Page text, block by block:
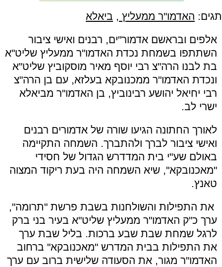
תגים: האדמו"ר ממעליץ , ביאלא
אלפים ובראשם אדמור"ים, רבנים ואישי ציבור
השתתפו בשמחת נכדת האדמו"ר ממעליץ שליט"א
בת לבנו הרה"צ רבי יוסף מאיר מוסקוביץ שליט"א
ונכדת האדמו"ר ממכנובקא בעלזא, עם בן הרה"צ
רבי יחיאל יהושע רבינוביץ, בן האדמו"ר מביאלא
ישרי לב.
לאורך החתונה הגיעו שורה של אדמורים רבנים
ואישי ציבור לברך ולהתברך. השמחה התקיימה
באולם שע"י בית המדדרש הגדול של חסידי
"מאכנובקא", שיא השמחה היה בעת ריקוד המצוה
טאנץ.
את התפילות והשולחנות בשבת פרשת "תרומה",
ערך כ"ק האדמו"ר ממעליץ שליט"א בעיר בני ברק
לרגל שמחת שבת שבע ברכות. בליל שבת ערך
את התפילות בבית המדרש "מאכנובקא" ברחוב
האדמו"ר מגור, את הסעודה שלישית ברוב עם ערך